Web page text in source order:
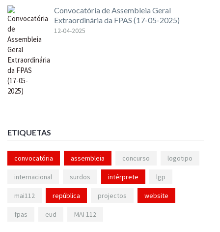
Convocatória de Assembleia Geral
Extraordinária da FPAS (17-05-2025)
12-04-2025
ETIQUETAS
convocatória assembleia concurso logotipo
internacional surdos intérprete lgp
mai112 república projectos website
fpas eud MAI 112